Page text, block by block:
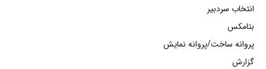
انتخاب سردبیر
بتامکس
پروانه ساخت/پروانه نمایش
گزارش